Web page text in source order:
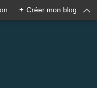
+ Créer mon blog